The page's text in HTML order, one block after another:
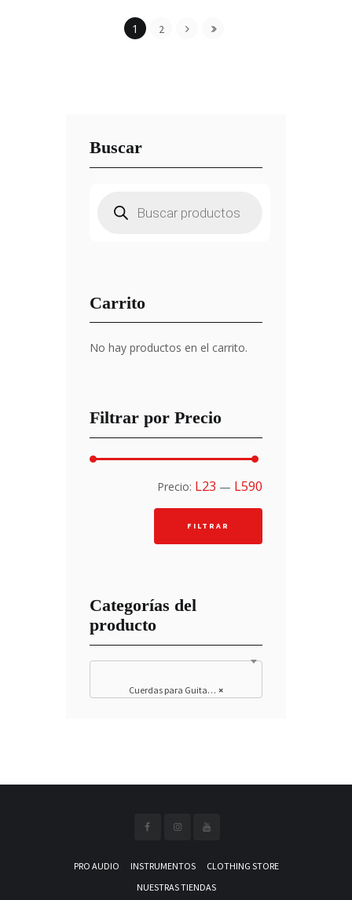
1 2
Buscar
productos
Carrito
No hay productos en el carrito.
Filtrar por Precio
mínimo
máximo
FILTRAR
Precio: L23 — L590
Categorías del
producto
×
Cuerdas para Guitarra Eléctrica
PRO AUDIO INSTRUMENTOS
CLOTHING STORE
NUESTRAS TIENDAS